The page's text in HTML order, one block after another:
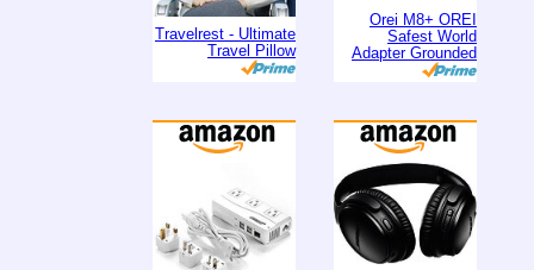
Orei M8+ OREI
Safest World
Adapter Grounded
Travelrest - Ultimate
Travel Pillow